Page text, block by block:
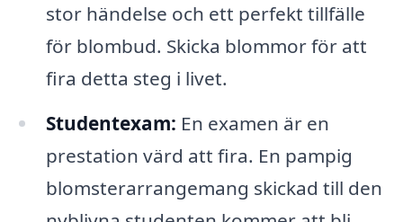
stor händelse och ett perfekt tillfälle
för blombud. Skicka blommor för att
fira detta steg i livet.
Studentexam: En examen är en
prestation värd att fira. En pampig
blomsterarrangemang skickad till den